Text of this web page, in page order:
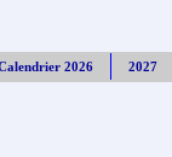
2026 2027